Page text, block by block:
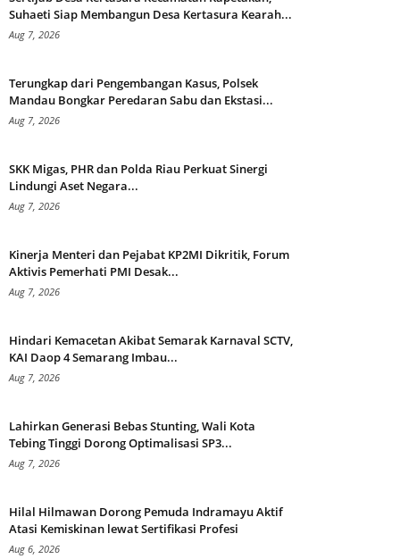
Suhaeti Siap Membangun Desa Kertasura Kearah...
Aug 7, 2026
Terungkap dari Pengembangan Kasus, Polsek
Mandau Bongkar Peredaran Sabu dan Ekstasi...
Aug 7, 2026
SKK Migas, PHR dan Polda Riau Perkuat Sinergi
Lindungi Aset Negara...
Aug 7, 2026
Kinerja Menteri dan Pejabat KP2MI Dikritik, Forum
Aktivis Pemerhati PMI Desak...
Aug 7, 2026
Hindari Kemacetan Akibat Semarak Karnaval SCTV,
KAI Daop 4 Semarang Imbau...
Aug 7, 2026
Lahirkan Generasi Bebas Stunting, Wali Kota
Tebing Tinggi Dorong Optimalisasi SP3...
Aug 7, 2026
Hilal Hilmawan Dorong Pemuda Indramayu Aktif
Atasi Kemiskinan lewat Sertifikasi Profesi
Aug 6, 2026